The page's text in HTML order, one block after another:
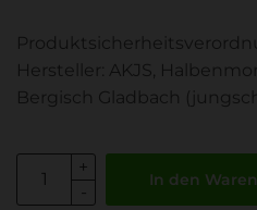
Hersteller: AKJS,
Bergisch Gladbach
In den